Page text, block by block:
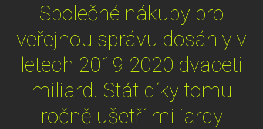
Společné nákupy pro
veřejnou správu dosáhly v
letech 2019-2020 dvaceti
miliard. Stát díky tomu
ročně ušetří miliardy